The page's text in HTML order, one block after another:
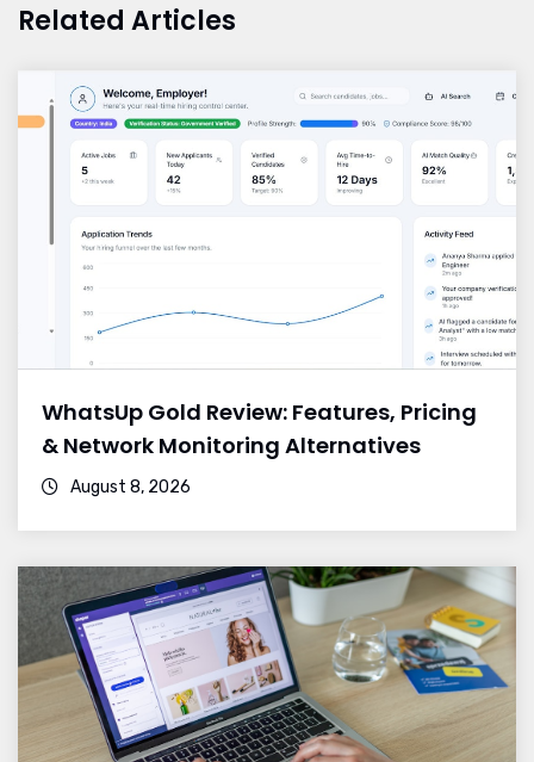
Related Articles
WhatsUp Gold Review: Features, Pricing
& Network Monitoring Alternatives
August 8, 2026